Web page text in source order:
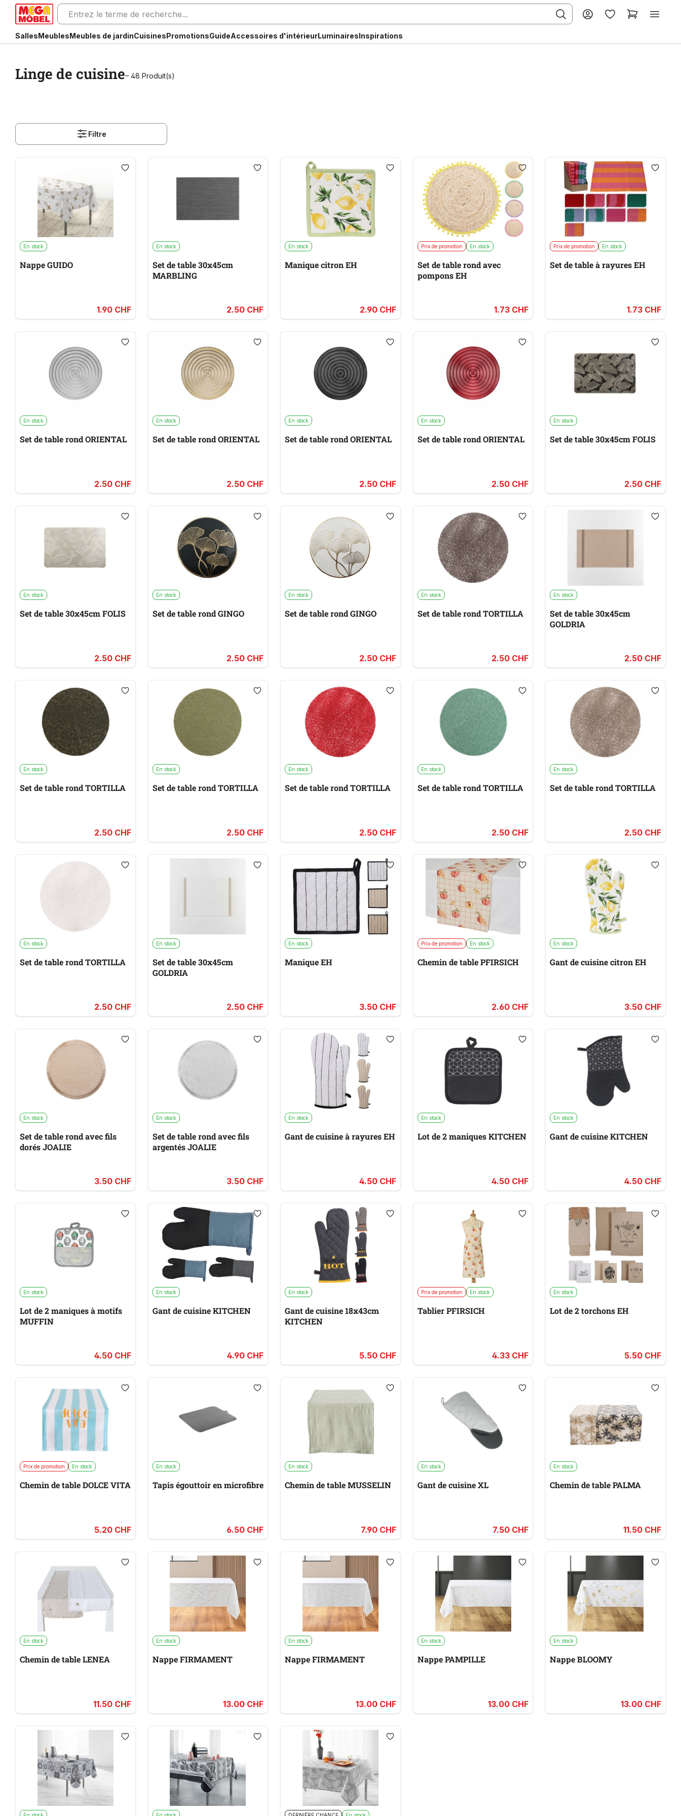
SallesMeublesMeubles de jardinCuisinesPromotionsGuideAccessoires d'intérieurLuminairesInspirations
Linge de cuisine– 48 Produit(s)
Filtre
En stock
Nappe GUIDO
1.90 CHF
En stock
Set de table 30x45cm
MARBLING
2.50 CHF
En stock
Manique citron EH
2.90 CHF
Prix de promotion En stock
Set de table rond avec
pompons EH
1.73 CHF
Prix de promotion En stock
Set de table à rayures EH
1.73 CHF
En stock
Set de table rond ORIENTAL
2.50 CHF
En stock
Set de table rond ORIENTAL
2.50 CHF
En stock
Set de table rond ORIENTAL
2.50 CHF
En stock
Set de table rond ORIENTAL
2.50 CHF
En stock
Set de table 30x45cm FOLIS
2.50 CHF
En stock
Set de table 30x45cm FOLIS
2.50 CHF
En stock
Set de table rond GINGO
2.50 CHF
En stock
Set de table rond GINGO
2.50 CHF
En stock
Set de table rond TORTILLA
2.50 CHF
En stock
Set de table 30x45cm
GOLDRIA
2.50 CHF
En stock
Set de table rond TORTILLA
2.50 CHF
En stock
Set de table rond TORTILLA
2.50 CHF
En stock
Set de table rond TORTILLA
2.50 CHF
En stock
Set de table rond TORTILLA
2.50 CHF
En stock
Set de table rond TORTILLA
2.50 CHF
En stock
Set de table rond TORTILLA
2.50 CHF
En stock
Set de table 30x45cm
GOLDRIA
2.50 CHF
En stock
Manique EH
3.50 CHF
Prix de promotion En stock
Chemin de table PFIRSICH
2.60 CHF
En stock
Gant de cuisine citron EH
3.50 CHF
En stock
Set de table rond avec fils
dorés JOALIE
3.50 CHF
En stock
Set de table rond avec fils
argentés JOALIE
3.50 CHF
En stock
Gant de cuisine à rayures EH
4.50 CHF
En stock
Lot de 2 maniques KITCHEN
4.50 CHF
En stock
Gant de cuisine KITCHEN
4.50 CHF
En stock
Lot de 2 maniques à motifs
MUFFIN
4.50 CHF
En stock
Gant de cuisine KITCHEN
4.90 CHF
En stock
Gant de cuisine 18x43cm
KITCHEN
5.50 CHF
Prix de promotion En stock
Tablier PFIRSICH
4.33 CHF
En stock
Lot de 2 torchons EH
5.50 CHF
Prix de promotion En stock
Chemin de table DOLCE VITA
5.20 CHF
En stock
Tapis égouttoir en microfibre
6.50 CHF
En stock
Chemin de table MUSSELIN
7.90 CHF
En stock
Gant de cuisine XL
7.50 CHF
En stock
Chemin de table PALMA
11.50 CHF
En stock
Chemin de table LENEA
11.50 CHF
En stock
Nappe FIRMAMENT
13.00 CHF
En stock
Nappe FIRMAMENT
13.00 CHF
En stock
Nappe PAMPILLE
13.00 CHF
En stock
Nappe BLOOMY
13.00 CHF
En stock En stock DERNIÈRE CHANCE En stock